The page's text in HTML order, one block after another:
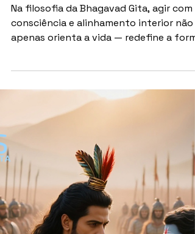
SÉRIE BHAGAVAD GITA
invisível que conecta
escolhas, propósito e
destino
Na filosofia da Bhagavad Gita, agir com
consciência e alinhamento interior não
apenas orienta a vida — redefine a
como lidamos com resultados, desafios e
sentido. Por Redação Em um mundo
movido por metas, resultados e